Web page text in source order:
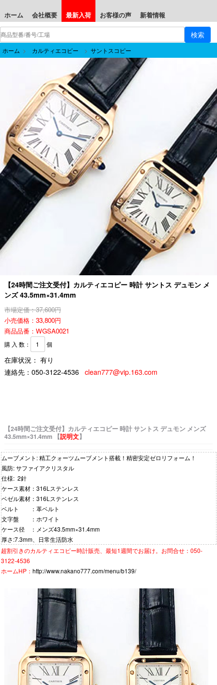
ホーム 会社概要 最新入荷 お客様の声 新着情報
ホーム > カルティエコピー > サントスコピー
【24時間ご注文受付】カルティエコピー 時計 サントス デュモン メ
ンズ 43.5mm×31.4mm
市場定価：37,600円
小売価格：33,800円
商品品番：WGSA0021
購 入 数： 個
在庫状況： 有り
連絡先： 050-3122-4536 clean777@vip.163.com
【24時間ご注文受付】カルティエコピー 時計 サントス デュモン メンズ
43.5mm×31.4mm 【説明文】
ムーブメント: 精工クォーツムーブメント搭載！精密安定ゼロリフォーム！
風防: サファイアクリスタル
仕様: 2針
ケース素材：316Lステンレス
ベゼル素材：316Lステンレス
ベルト ：革ベルト
文字盤 ：ホワイト
ケース径 ：メンズ43.5mm×31.4mm
厚さ:7.3mm、日常生活防水
超割引きのカルティエコピー時計販売、最短1週間でお届け。お問合せ：050-
3122-4536
ホームHP： http://www.nakano777.com/menu/b139/